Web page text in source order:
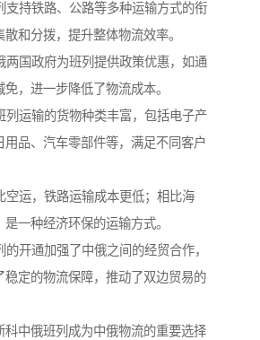
支持铁路、公路等多种运输方式的衔
和分拨，提升整体物流效率。
两国政府为班列提供政策优惠，如通
，进一步降低了物流成本。
列运输的货物种类丰富，包括电子产
用品、汽车零部件等，满足不同客户
空运，铁路运输成本更低；相比海
一种经济环保的运输方式。
开通加强了中俄之间的经贸合作，
稳定的物流保障，推动了双边贸易的
科中俄班列成为中俄物流的重要选择